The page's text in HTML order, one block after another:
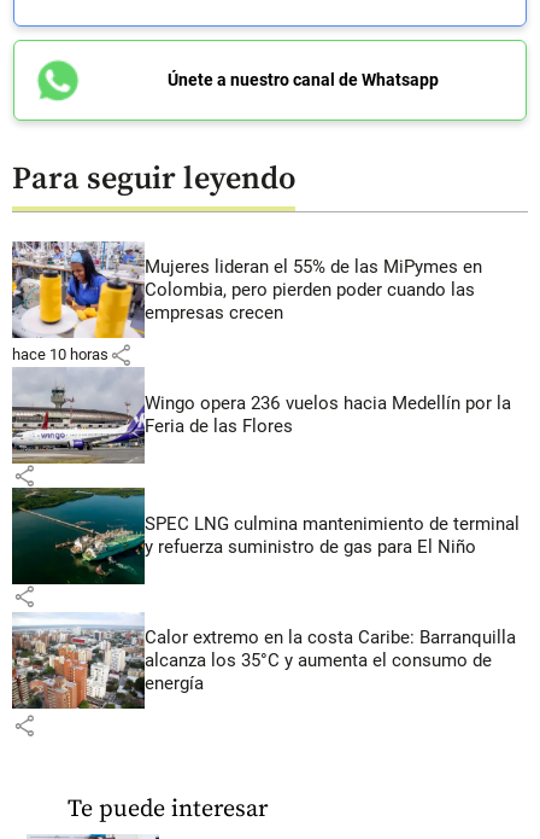
Únete a nuestro canal de Whatsapp
Para seguir leyendo
Mujeres lideran el 55% de las MiPymes en
Colombia, pero pierden poder cuando las
empresas crecen
hace 10 horas share
Wingo opera 236 vuelos hacia Medellín por la
Feria de las Flores
share
SPEC LNG culmina mantenimiento de terminal
y refuerza suministro de gas para El Niño
share
Calor extremo en la costa Caribe: Barranquilla
alcanza los 35°C y aumenta el consumo de
energía
share
Te puede interesar